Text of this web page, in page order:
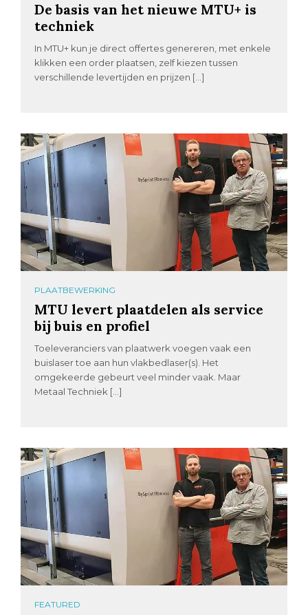
De basis van het nieuwe MTU+ is
techniek
In MTU+ kun je direct offertes genereren, met enkele
klikken een order plaatsen, zelf kiezen tussen
verschillende levertijden en prijzen […]
PLAATBEWERKING
MTU levert plaatdelen als service
bij buis en profiel
Toeleveranciers van plaatwerk voegen vaak een
buislaser toe aan hun vlakbedlaser(s). Het
omgekeerde gebeurt veel minder vaak. Maar
Metaal Techniek […]
FEATURED